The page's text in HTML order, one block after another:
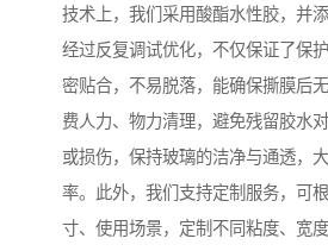
技术上，我们采用酸酯水性胶，并
经过反复调试优化，不仅保证了保
密贴合，不易脱落，能确保撕膜后
费人力、物力清理，避免残留胶水
或损伤，保持玻璃的洁净与通透，
率。此外，我们支持定制服务，可
寸、使用场景，定制不同粘度、宽